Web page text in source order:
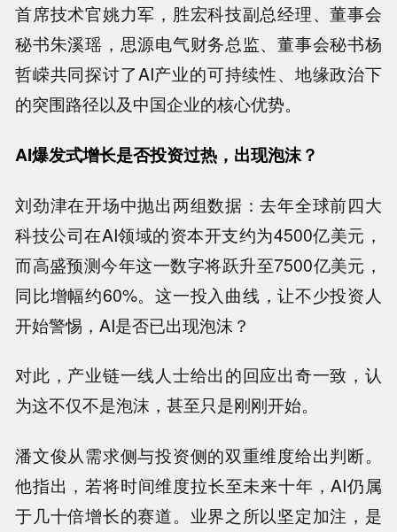
首席技术官姚力军，胜宏科技副总经理、董事会
秘书朱溪瑶，思源电气财务总监、董事会秘书杨
哲嵘共同探讨了AI产业的可持续性、地缘政治下
的突围路径以及中国企业的核心优势。
AI爆发式增长是否投资过热，出现泡沫？
刘劲津在开场中抛出两组数据：去年全球前四大
科技公司在AI领域的资本开支约为4500亿美元，
而高盛预测今年这一数字将跃升至7500亿美元，
同比增幅约60%。这一投入曲线，让不少投资人
开始警惕，AI是否已出现泡沫？
对此，产业链一线人士给出的回应出奇一致，认
为这不仅不是泡沫，甚至只是刚刚开始。
潘文俊从需求侧与投资侧的双重维度给出判断。
他指出，若将时间维度拉长至未来十年，AI仍属
于几十倍增长的赛道。业界之所以坚定加注，是